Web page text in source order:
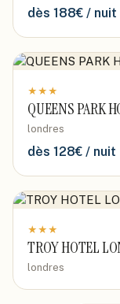
dès 188€ / nuit
★ ★ ★
QUEENS PARK
londres
dès 128€ / nuit
★ ★ ★
TROY HOTEL
londres